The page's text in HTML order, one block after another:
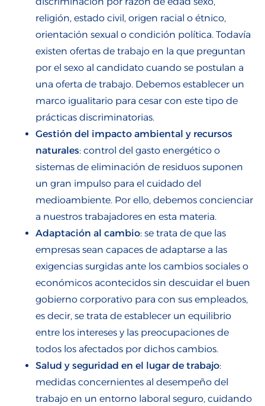
religión, estado civil, origen racial o étnico,
orientación sexual o condición política. Todavía
existen ofertas de trabajo en la que preguntan
por el sexo al candidato cuando se postulan a
una oferta de trabajo. Debemos establecer un
marco igualitario para cesar con este tipo de
prácticas discriminatorias.
Gestión del impacto ambiental y recursos
naturales: control del gasto energético o
sistemas de eliminación de residuos suponen
un gran impulso para el cuidado del
medioambiente. Por ello, debemos concienciar
a nuestros trabajadores en esta materia.
Adaptación al cambio: se trata de que las
empresas sean capaces de adaptarse a las
exigencias surgidas ante los cambios sociales o
económicos acontecidos sin descuidar el buen
gobierno corporativo para con sus empleados,
es decir, se trata de establecer un equilibrio
entre los intereses y las preocupaciones de
todos los afectados por dichos cambios.
Salud y seguridad en el lugar de trabajo:
medidas concernientes al desempeño del
trabajo en un entorno laboral seguro, cuidando